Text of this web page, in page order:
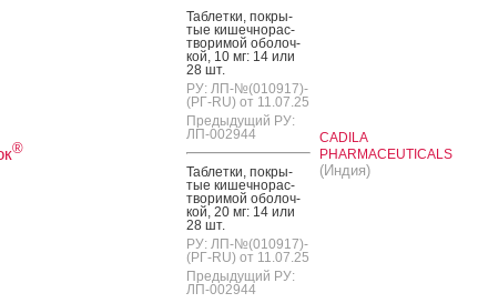
®
Таб­летки, пок­ры­
тые ки­шеч­но­рас­
тво­римой обо­лоч­
кой, 10 мг: 14 или
28 шт.
РУ: ЛП-№(010917)-
(РГ-RU) от 11.07.25
Предыдущий РУ:
ЛП-002944
Таб­летки, пок­ры­
тые ки­шеч­но­рас­
тво­римой обо­лоч­
кой, 20 мг: 14 или
28 шт.
РУ: ЛП-№(010917)-
(РГ-RU) от 11.07.25
Предыдущий РУ:
ЛП-002944
CADILA
PHARMACEUTICALS
(Индия)